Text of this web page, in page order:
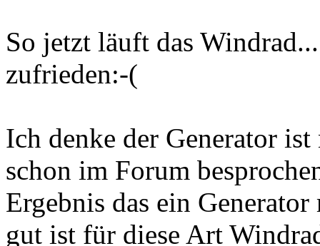
So jetzt läuft das
zufrieden:-(
Ich denke der Generator
schon im Forum
Ergebnis das ein
gut ist für diese Art